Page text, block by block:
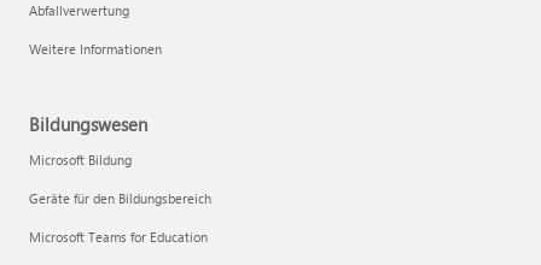
Abfallverwertung
Weitere Informationen
Bildungswesen
Microsoft Bildung
Geräte für den Bildungsbereich
Microsoft Teams for Education